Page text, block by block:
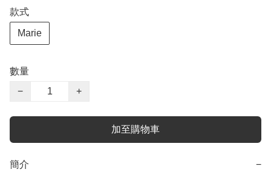
款式
Marie
數量
−
+
加至購物車
簡介 −